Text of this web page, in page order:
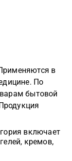
в
По
бытовой
включает
кремов,